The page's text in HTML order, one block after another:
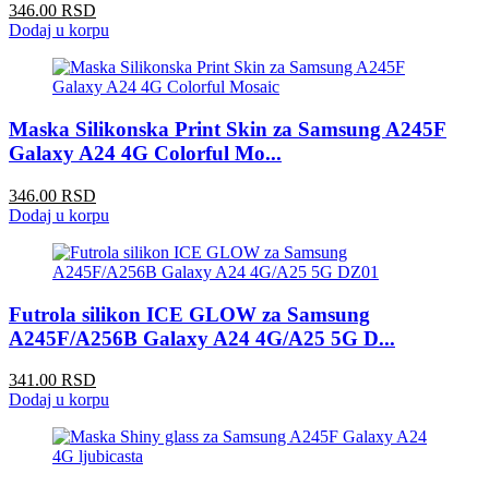
346.00 RSD
Dodaj u korpu
Maska Silikonska Print Skin za Samsung A245F
Galaxy A24 4G Colorful Mo...
346.00 RSD
Dodaj u korpu
Futrola silikon ICE GLOW za Samsung
A245F/A256B Galaxy A24 4G/A25 5G D...
341.00 RSD
Dodaj u korpu